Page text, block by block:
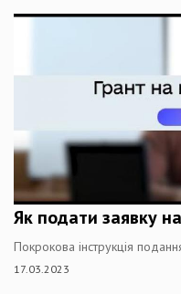
Як подати заявку
Покрокова інструкція
17.03.2023